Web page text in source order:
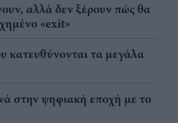
αλλά δεν ξέρουν πώς θα
«exit»
κατευθύνονται τα μεγάλα
στην ψηφιακή εποχή με το